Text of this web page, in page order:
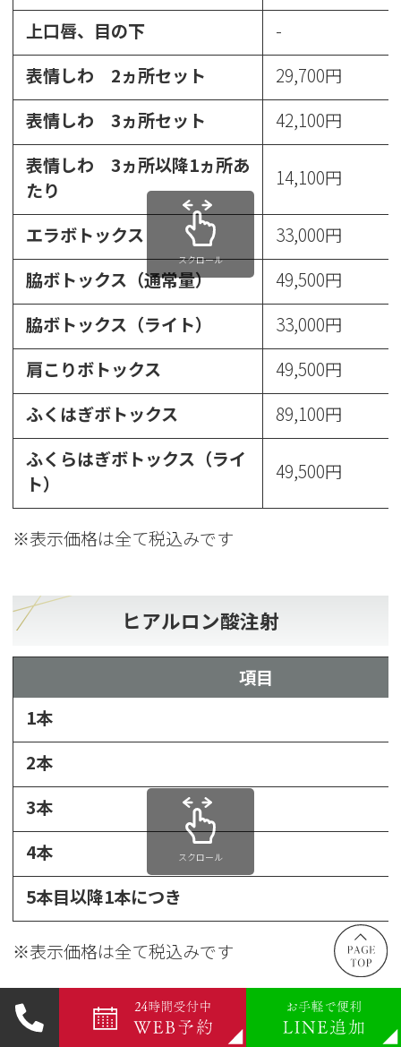
上口唇、目の下
-
表情しわ 2ヵ所セット
29,700円
表情しわ 3ヵ所セット
42,100円
表情しわ 3ヵ所以降1ヵ所あ
たり
14,100円
エラボトックス
33,000円
脇ボトックス（通常量）
49,500円
脇ボトックス（ライト）
33,000円
肩こりボトックス
49,500円
ふくはぎボトックス
89,100円
ふくらはぎボトックス（ライ
ト）
49,500円
※表示価格は全て税込みです
スクロール
ヒアルロン酸注射
項目
1本
2本
3本
4本
5本目以降1本につき
※表示価格は全て税込みです
スクロール
ボライト